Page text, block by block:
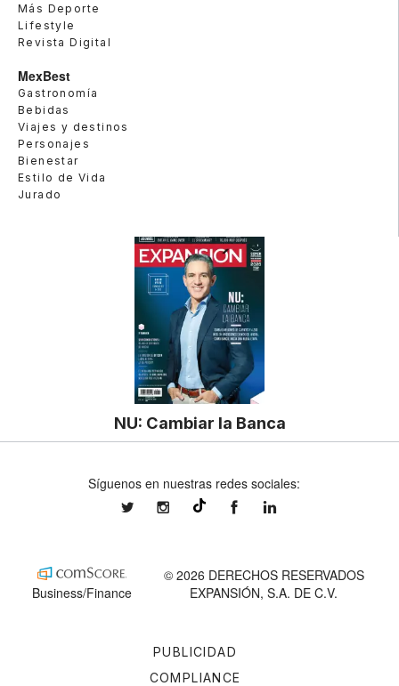
Más Deporte
Lifestyle
Revista Digital
MexBest
Gastronomía
Bebidas
Viajes y destinos
Personajes
Bienestar
Estilo de Vida
Jurado
NU: Cambiar la Banca
PUBLICIDAD
COMPLIANCE
Síguenos en nuestras redes sociales:
expansionmxexpansionmx ExpansionMex
Business/Finance
© 2026 DERECHOS RESERVADOS
EXPANSIÓN, S.A. DE C.V.